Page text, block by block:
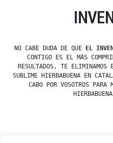
NO CABE DUDA DE QUE EL
CONTIGO ES EL MÁS
RESULTADOS, TE ELIMINAMOS
SUBLIME HIERBABUENA EN
CABO POR VOSOTROS PARA